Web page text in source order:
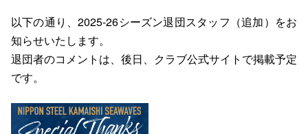
以下の通り、2025-26シーズン退団スタッフ（追加）をお
知らせいたします。
退団者のコメントは、後日、クラブ公式サイトで掲載予定
です。